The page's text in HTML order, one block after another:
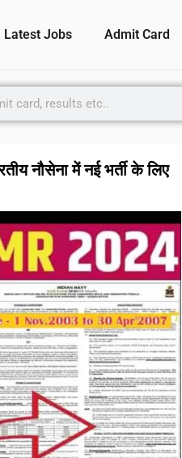
Latest Jobs Admit Card
नौसेना में नई भर्ती के लिए